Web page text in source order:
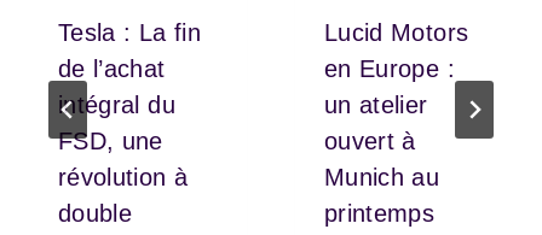
Tesla : La fin
de l’achat
intégral du
FSD, une
révolution à
double
Lucid Motors
en Europe :
un atelier
ouvert à
Munich au
printemps